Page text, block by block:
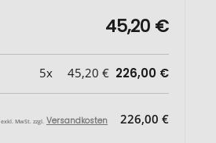
45,20 €
5x 45,20 € 226,00 €
exkl. MwSt. zzgl. Versandkosten 226,00 €